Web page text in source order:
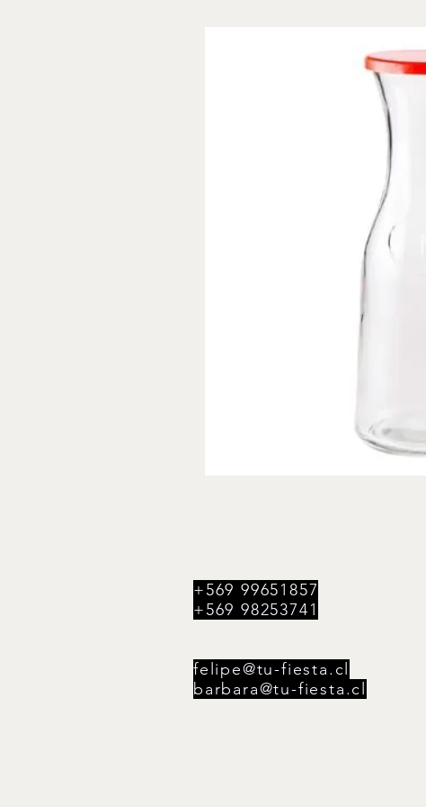
+569 99651857
+569 98253741
felipe@tu-fiesta.cl
barbara@tu-fiesta.cl